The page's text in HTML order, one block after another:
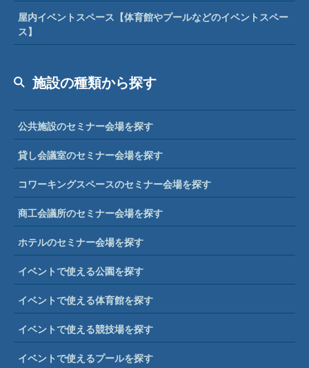
屋内イベントスペース【体育館やプールなどのイベントスペー
ス】
施設の種類から探す
公共施設のセミナー会場を探す
貸し会議室のセミナー会場を探す
コワーキングスペースのセミナー会場を探す
商工会議所のセミナー会場を探す
ホテルのセミナー会場を探す
イベントで使える公園を探す
イベントで使える体育館を探す
イベントで使える競技場を探す
イベントで使えるプールを探す